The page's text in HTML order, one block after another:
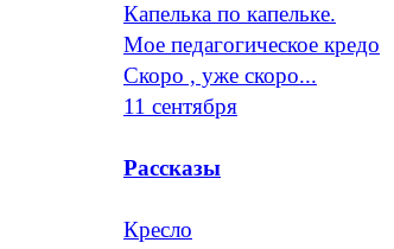
Капелька по капельке.
Мое педагогическое кредо
Скоро , уже скоро...
11 сентября
Рассказы
Кресло